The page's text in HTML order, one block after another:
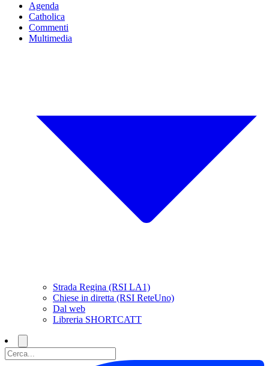
Agenda
Catholica
Commenti
Multimedia
Strada Regina (RSI LA1)
Chiese in diretta (RSI ReteUno)
Dal web
Libreria SHORTCATT